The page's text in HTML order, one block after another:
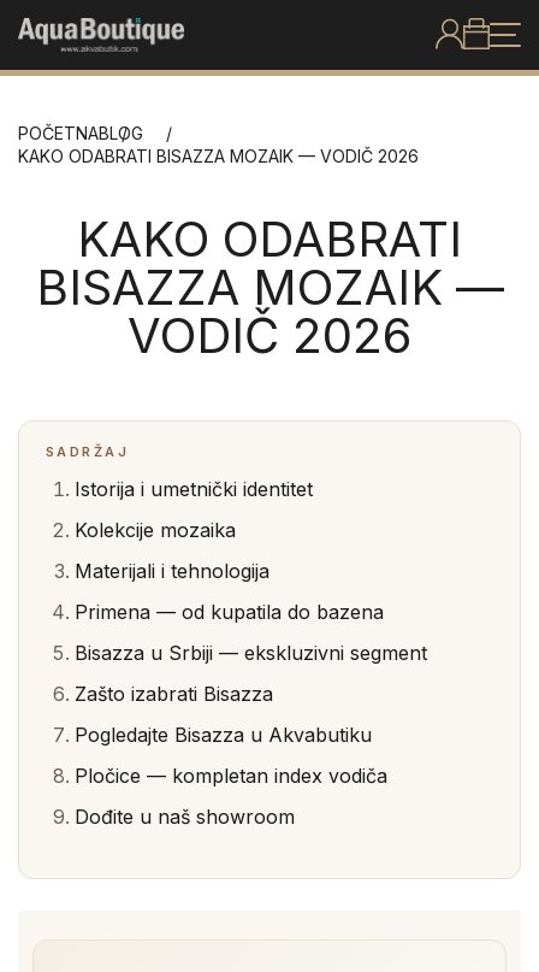
POČETNABLOG
KAKO ODABRATI BISAZZA MOZAIK — VODIČ 2026
KAKO ODABRATI
BISAZZA MOZAIK —
VODIČ 2026
SADRŽAJ
Istorija i umetnički identitet
Kolekcije mozaika
Materijali i tehnologija
Primena — od kupatila do bazena
Bisazza u Srbiji — ekskluzivni segment
Zašto izabrati Bisazza
Pogledajte Bisazza u Akvabutiku
Pločice — kompletan index vodiča
Dođite u naš showroom